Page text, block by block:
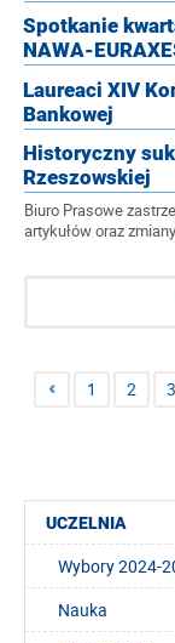
Spotkanie
NAWA-
Laureaci XIV
Bankowej
Historyczny
Rzeszowskiej
Biuro Prasowe
artykułów oraz
1 2 3
UCZELNIA
Wybory 2024-
Nauka